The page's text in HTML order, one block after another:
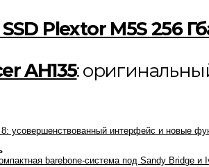
Plextor M5S 256
AH135:
усовершенствованный интерфейс и новые
barebone-система под Sandy Bridge и